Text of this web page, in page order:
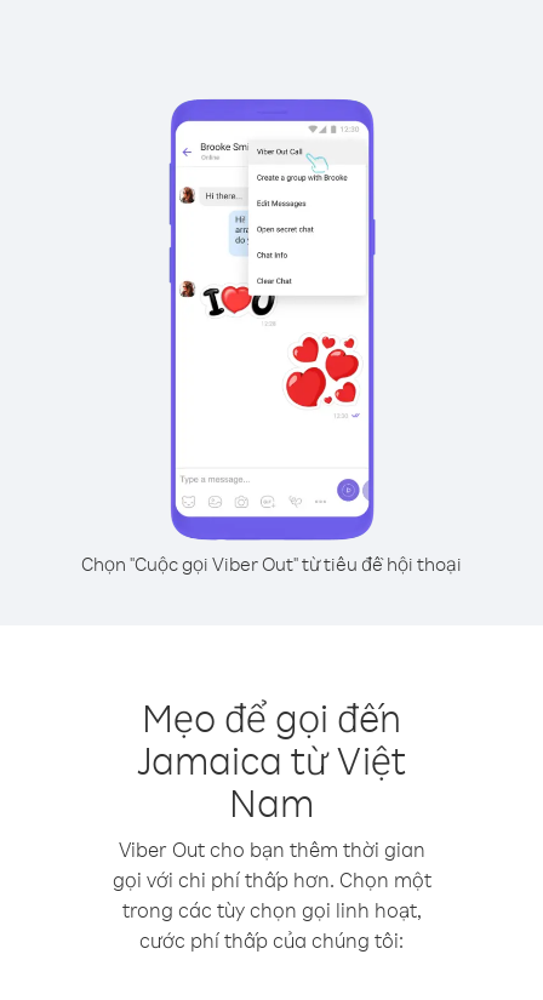
Chọn "Cuộc gọi Viber Out" từ tiêu đề hội thoại
Mẹo để gọi đến
Jamaica từ Việt
Nam
Viber Out cho bạn thêm thời gian
gọi với chi phí thấp hơn. Chọn một
trong các tùy chọn gọi linh hoạt,
cước phí thấp của chúng tôi: